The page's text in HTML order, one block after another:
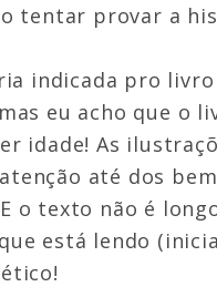
tentar provar a
indicada pro livro
eu acho que o
idade! As
até dos bem
o texto não é
está lendo